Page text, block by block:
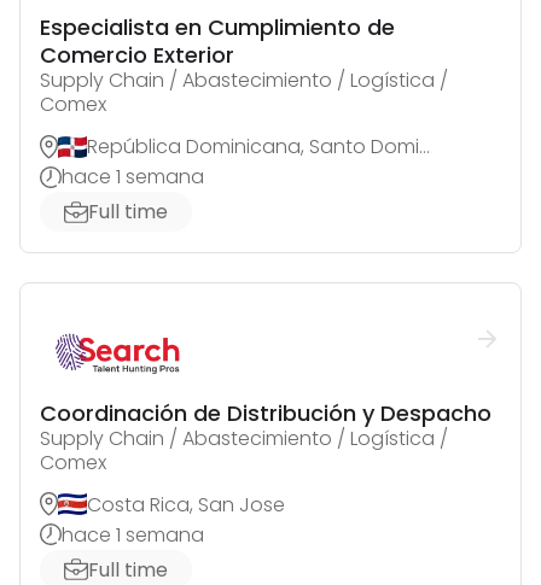
Especialista en Cumplimiento de
Comercio Exterior
Supply Chain / Abastecimiento / Logística /
Comex
República Dominicana, Santo Domingo de Guzmán
hace 1 semana
Full time
Coordinación de Distribución y Despacho
Supply Chain / Abastecimiento / Logística /
Comex
Costa Rica, San Jose
hace 1 semana
Full time